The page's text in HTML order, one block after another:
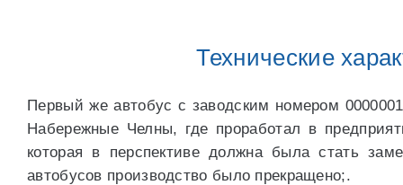
Технические
Первый же автобус с заводским номером
Набережные Челны, где проработал в
которая в перспективе должна была стать
автобусов производство было прекращено;.